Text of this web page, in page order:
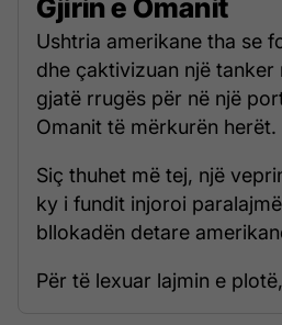
Gjirin e Omanit
Ushtria amerikane tha se
dhe çaktivizuan një tanker
gjatë rrugës për në një
Omanit të mërkurën herët.
Siç thuhet më tej, një
ky i fundit injoroi
bllokadën detare
Për të lexuar lajmin e